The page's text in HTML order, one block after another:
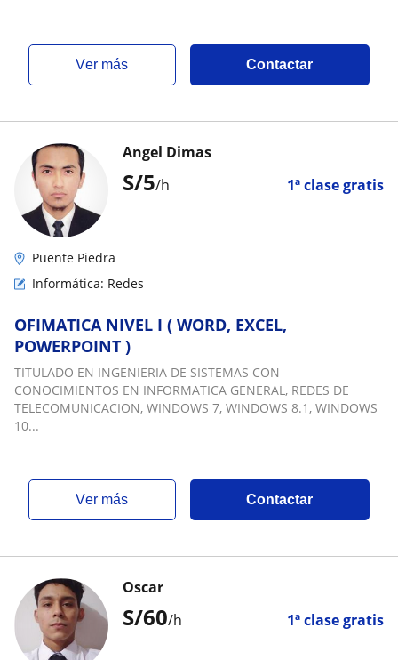
ver más Contactar
S/5/h 1ª clase gratis
Angel Dimas
Puente Piedra
Informática: Redes
OFIMATICA NIVEL I ( WORD, EXCEL,
POWERPOINT )
TITULADO EN INGENIERIA DE SISTEMAS CON
CONOCIMIENTOS EN INFORMATICA GENERAL, REDES DE
TELECOMUNICACION, WINDOWS 7, WINDOWS 8.1, WINDOWS
10...
ver más Contactar
S/60/h 1ª clase gratis
Oscar